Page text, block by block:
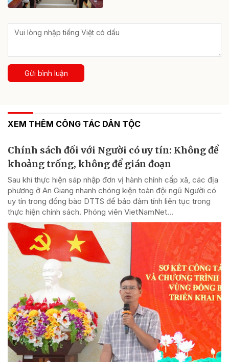
Gửi bình luận
XEM THÊM CÔNG TÁC DÂN TỘC
Chính sách đối với Người có uy tín: Không để
khoảng trống, không để gián đoạn
Sau khi thực hiện sáp nhập đơn vị hành chính cấp xã, các địa
phương ở An Giang nhanh chóng kiện toàn đội ngũ Người có
uy tín trong đồng bào DTTS để bảo đảm tính liên tục trong
thực hiện chính sách. Phóng viên VietNamNet...